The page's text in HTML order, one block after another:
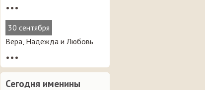
•••
30 сентября
Вера, Надежда и Любовь
•••
Сегодня именины